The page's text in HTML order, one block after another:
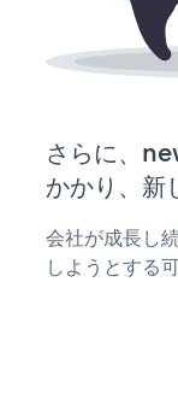
さらに、
かかり、新
会社が成長し
しようとする